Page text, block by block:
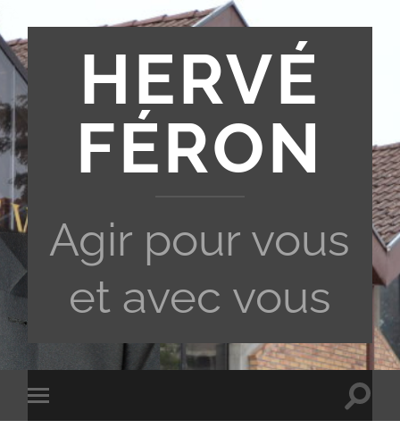
HERVÉ
FÉRON
Agir pour vous
et avec vous
Toggle
mobile
Toggle